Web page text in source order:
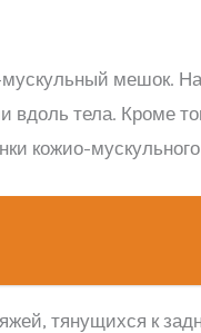
мешок.
вдоль тела. Кроме
кожио-
тянущихся к